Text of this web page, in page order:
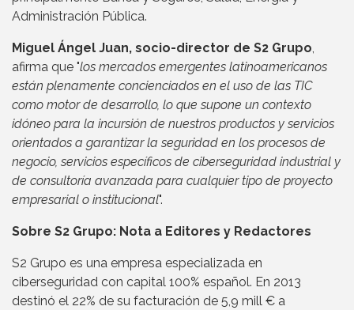
Administración Pública.
Miguel Ángel Juan, socio-director de S2 Grupo,
afirma que "los mercados emergentes latinoamericanos
están plenamente concienciados en el uso de las TIC
como motor de desarrollo, lo que supone un contexto
idóneo para la incursión de nuestros productos y servicios
orientados a garantizar la seguridad en los procesos de
negocio, servicios específicos de ciberseguridad industrial y
de consultoría avanzada para cualquier tipo de proyecto
empresarial o institucional".
Sobre S2 Grupo: Nota a Editores y Redactores
S2 Grupo es una empresa especializada en
ciberseguridad con capital 100% español. En 2013
destinó el 22% de su facturación de 5,9 mill € a